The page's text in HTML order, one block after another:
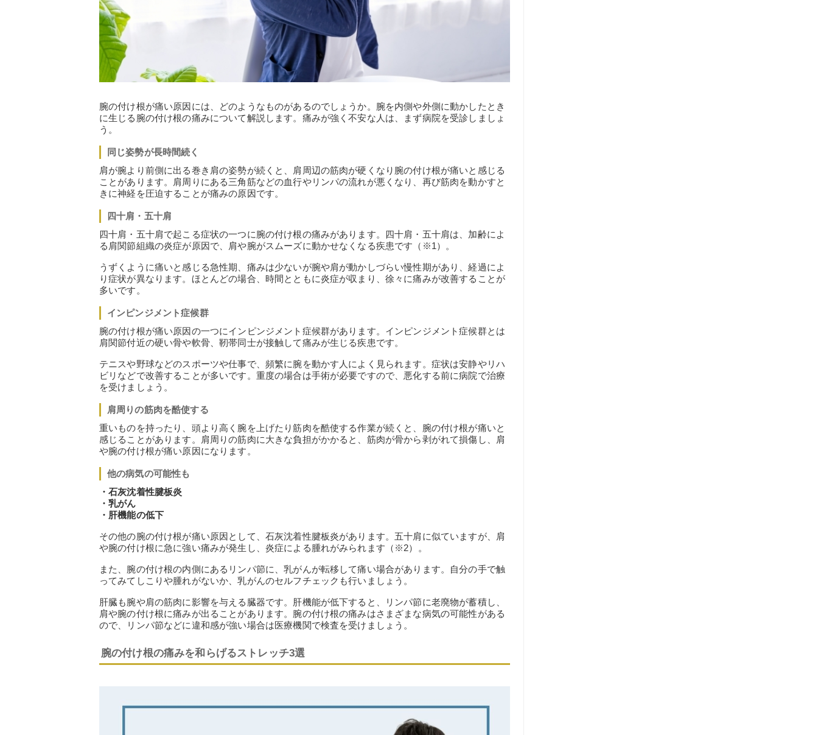
腕の付け根が痛い原因には、どのようなものがあるのでしょうか。腕を内側や外側に動かしたとき
に生じる腕の付け根の痛みについて解説します。痛みが強く不安な人は、まず病院を受診しましょ
う。
同じ姿勢が長時間続く
肩が腕より前側に出る巻き肩の姿勢が続くと、肩周辺の筋肉が硬くなり腕の付け根が痛いと感じる
ことがあります。肩周りにある三角筋などの血行やリンパの流れが悪くなり、再び筋肉を動かすと
きに神経を圧迫することが痛みの原因です。
四十肩・五十肩
四十肩・五十肩で起こる症状の一つに腕の付け根の痛みがあります。四十肩・五十肩は、加齢によ
る肩関節組織の炎症が原因で、肩や腕がスムーズに動かせなくなる疾患です（※1）。
うずくように痛いと感じる急性期、痛みは少ないが腕や肩が動かしづらい慢性期があり、経過によ
り症状が異なります。ほとんどの場合、時間とともに炎症が収まり、徐々に痛みが改善することが
多いです。
インピンジメント症候群
腕の付け根が痛い原因の一つにインピンジメント症候群があります。インピンジメント症候群とは
肩関節付近の硬い骨や軟骨、靭帯同士が接触して痛みが生じる疾患です。
テニスや野球などのスポーツや仕事で、頻繁に腕を動かす人によく見られます。症状は安静やリハ
ビリなどで改善することが多いです。重度の場合は手術が必要ですので、悪化する前に病院で治療
を受けましょう。
肩周りの筋肉を酷使する
重いものを持ったり、頭より高く腕を上げたり筋肉を酷使する作業が続くと、腕の付け根が痛いと
感じることがあります。肩周りの筋肉に大きな負担がかかると、筋肉が骨から剥がれて損傷し、肩
や腕の付け根が痛い原因になります。
他の病気の可能性も
・石灰沈着性腱板炎
・乳がん
・肝機能の低下
その他の腕の付け根が痛い原因として、石灰沈着性腱板炎があります。五十肩に似ていますが、肩
や腕の付け根に急に強い痛みが発生し、炎症による腫れがみられます（※2）。
また、腕の付け根の内側にあるリンパ節に、乳がんが転移して痛い場合があります。自分の手で触
ってみてしこりや腫れがないか、乳がんのセルフチェックも行いましょう。
肝臓も腕や肩の筋肉に影響を与える臓器です。肝機能が低下すると、リンパ節に老廃物が蓄積し、
肩や腕の付け根に痛みが出ることがあります。腕の付け根の痛みはさまざまな病気の可能性がある
ので、リンパ節などに違和感が強い場合は医療機関で検査を受けましょう。
腕の付け根の痛みを和らげるストレッチ3選